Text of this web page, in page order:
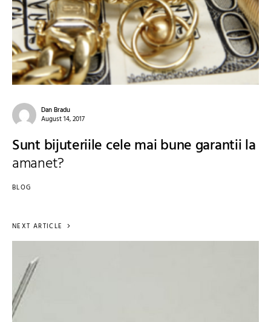
Dan Bradu
August 14, 2017
Sunt bijuteriile cele mai bune garantii la
amanet?
BLOG
NEXT ARTICLE